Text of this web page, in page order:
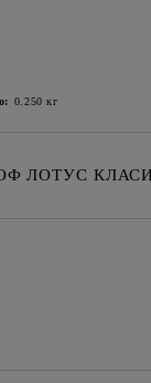
0.250 кг
ЛОТУС